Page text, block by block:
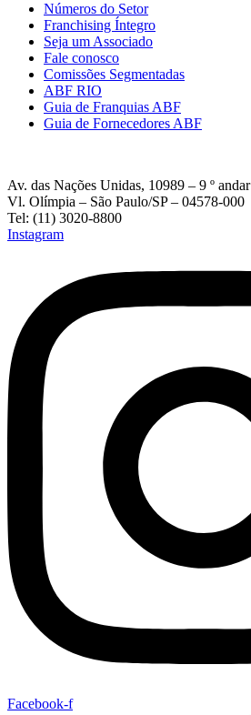
Números do Setor
Franchising Íntegro
Seja um Associado
Fale conosco
Comissões Segmentadas
ABF RIO
Guia de Franquias ABF
Guia de Fornecedores ABF
Av. das Nações Unidas, 10989 – 9 º andar
Vl. Olímpia – São Paulo/SP – 04578-000
Tel: (11) 3020-8800
Instagram
Facebook-f